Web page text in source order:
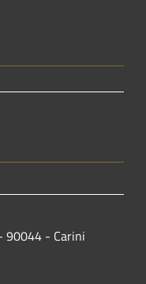
90044 - Carini